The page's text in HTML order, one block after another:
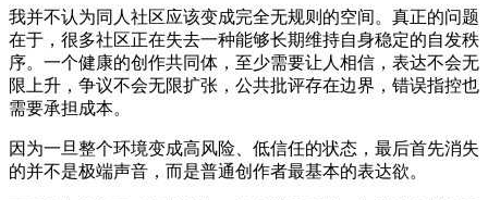
我并不认为同人社区应该变成完全无规则的空间。真正的问题
在于，很多社区正在失去一种能够长期维持自身稳定的自发秩
序。一个健康的创作共同体，至少需要让人相信，表达不会无
限上升，争议不会无限扩张，公共批评存在边界，错误指控也
需要承担成本。
因为一旦整个环境变成高风险、低信任的状态，最后首先消失
的并不是极端声音，而是普通创作者最基本的表达欲。